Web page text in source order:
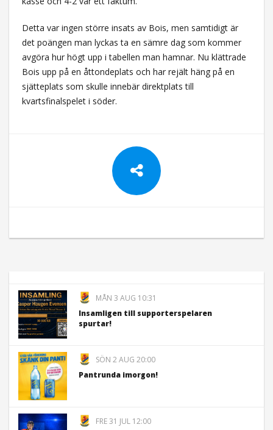
Detta var ingen större insats av Bois, men samtidigt är
det poängen man lyckas ta en sämre dag som kommer
avgöra hur högt upp i tabellen man hamnar. Nu klättrade
Bois upp på en åttondeplats och har rejält häng på en
sjätteplats som skulle innebär direktplats till
kvartsfinalspelet i söder.
MÅN 3 AUG 10:31
Insamligen till supporterspelaren
spurtar!
SÖN 2 AUG 20:00
Pantrunda imorgon!
FRE 31 JUL 12:00